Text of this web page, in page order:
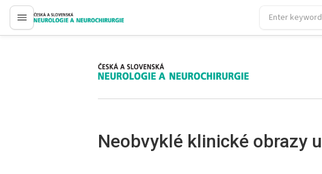
proLékaře.cz
proLékaře.cz
Neobvyklé klinické obrazy